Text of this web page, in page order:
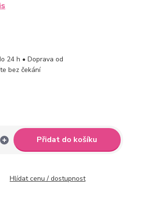
24 h • Doprava od
bez čekání
Přidat do košíku
Hlídat cenu / dostupnost